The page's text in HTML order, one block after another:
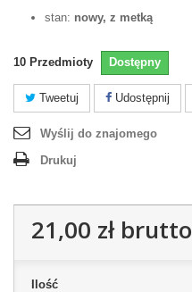
stan: nowy, z metką
10 Przedmioty Dostępny
Tweetuj Udostępnij
Wyślij do znajomego
Drukuj
21,00 złbrutto
Ilość